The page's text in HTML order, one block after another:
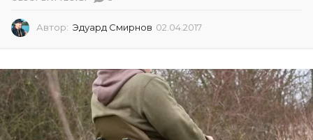
Автор: Эдуард Смирнов 02.04.2017
0
4
.
2
0
1